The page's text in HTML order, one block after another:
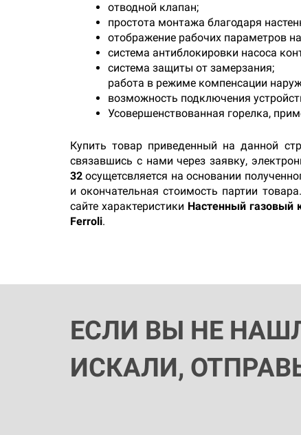
отводной клапан;
простота монтажа благодаря
отображение рабочих параметров
система антиблокировки насоса
система защиты от замерзания;
работа в режиме компенсации
возможность подключения
Усовершенствованная горелка,
Купить товар приведенный на данной
связавшись с нами через заявку,
32осущетсвляется на основании
и окончательная стоимость партии
сайте характеристики Настенный газовый
Ferroli.
ЕСЛИ ВЫ НЕ
ИСКАЛИ,